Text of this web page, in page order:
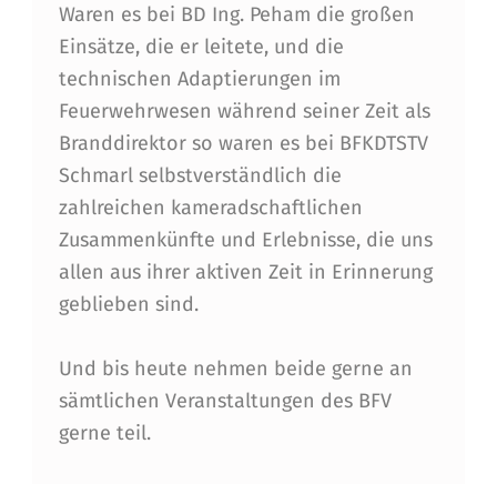
V
Z
U
R
E
H
R
E
Z
W
Waren es bei BD Ing. Peham die großen
Einsätze, die er leitete, und die
technischen Adaptierungen im
Feuerwehrwesen während seiner Zeit als
Branddirektor so waren es bei BFKDTSTV
Schmarl selbstverständlich die
zahlreichen kameradschaftlichen
Zusammenkünfte und Erlebnisse, die uns
allen aus ihrer aktiven Zeit in Erinnerung
geblieben sind.
Und bis heute nehmen beide gerne an
sämtlichen Veranstaltungen des BFV
gerne teil.